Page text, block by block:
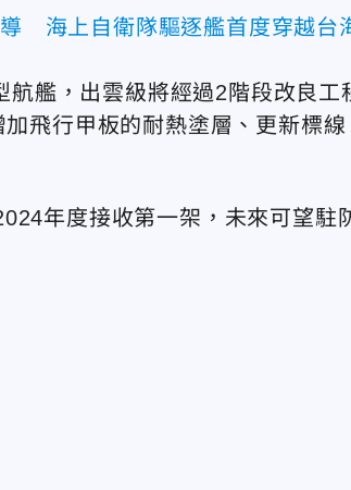
導 海上自衛隊驅逐艦首度穿越台
艦，出雲級將經過2階段改良工
飛行甲板的耐熱塗層、更新標
年度接收第一架，未來可望駐